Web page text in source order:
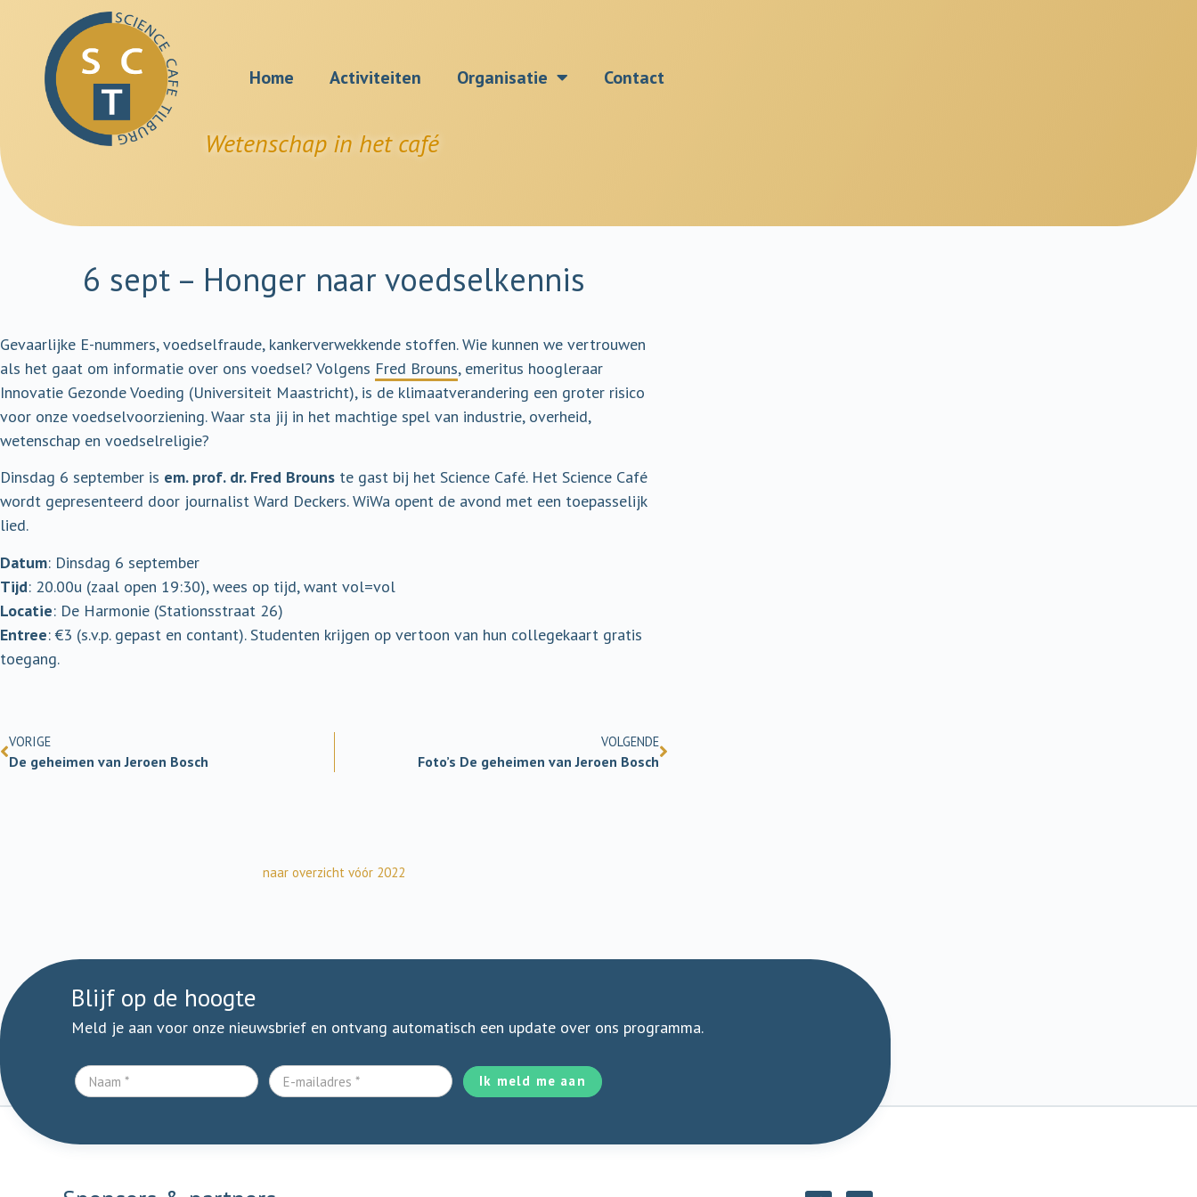
Home Activiteiten Organisatie Contact
Wetenschap in het café
6 sept – Honger naar voedselkennis
Gevaarlijke E-nummers, voedselfraude, kankerverwekkende stoffen. Wie kunnen we vertrouwen
als het gaat om informatie over ons voedsel? Volgens Fred Brouns, emeritus hoogleraar
Innovatie Gezonde Voeding (Universiteit Maastricht), is de klimaatverandering een groter risico
voor onze voedselvoorziening. Waar sta jij in het machtige spel van industrie, overheid,
wetenschap en voedselreligie?
Dinsdag 6 september is em. prof. dr. Fred Brouns te gast bij het Science Café. Het Science Café
wordt gepresenteerd door journalist Ward Deckers. WiWa opent de avond met een toepasselijk
lied.
Datum: Dinsdag 6 september
Tijd: 20.00u (zaal open 19:30), wees op tijd, want vol=vol
Locatie: De Harmonie (Stationsstraat 26)
Entree: €3 (s.v.p. gepast en contant). Studenten krijgen op vertoon van hun collegekaart gratis
toegang.
VORIGE
De geheimen van Jeroen Bosch
VOLGENDE
Foto’s De geheimen van Jeroen Bosch
naar overzicht vóór 2022
Blijf op de hoogte
Meld je aan voor onze nieuwsbrief en ontvang automatisch een update over ons programma.
Ik meld me aan